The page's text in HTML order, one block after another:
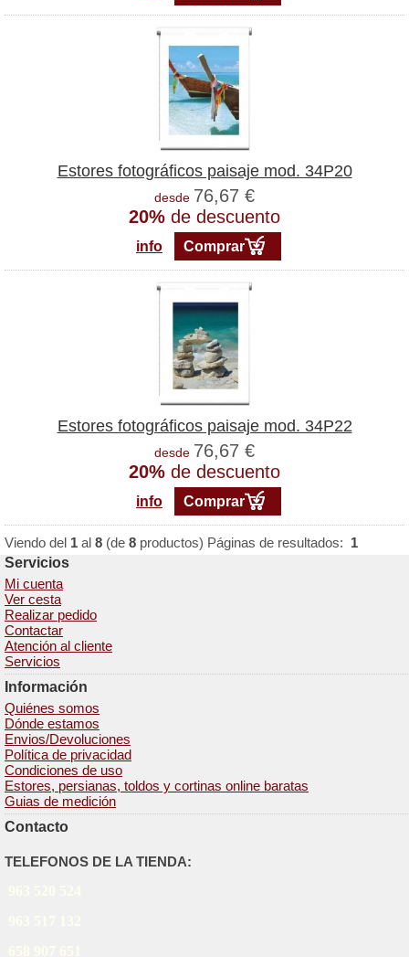
Estores fotográficos paisaje mod. 34P20
desde 76,67 €
20% de descuento
info Comprar
Estores fotográficos paisaje mod. 34P22
desde 76,67 €
20% de descuento
info Comprar
Viendo del 1 al 8 (de 8 productos) Páginas de resultados: 1
Servicios
Mi cuenta
Ver cesta
Realizar pedido
Contactar
Atención al cliente
Servicios
Información
Quiénes somos
Dónde estamos
Envios/Devoluciones
Política de privacidad
Condiciones de uso
Estores, persianas, toldos y cortinas online baratas
Guias de medición
Contacto
TELEFONOS DE LA TIENDA: